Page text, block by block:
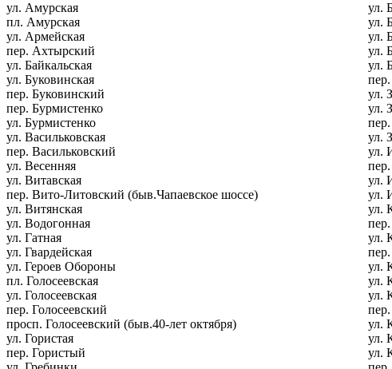
ул. Амурская
пл. Амурская
ул. Армейская
пер. Ахтырский
ул. Байкальская
ул.
ул.
ул.
ул.
ул.
ул. Буковинская
пер. Буковинский
пер. Бурмистенко
ул. Бурмистенко
ул. Васильковская
пер. Васильковский
ул. Весенняя
ул. Витавская
пер. Вито-Литовский (быв.Чапаевское шоссе)
ул. Витянская
ул. Водогонная
ул. Гатная
ул. Гвардейская
ул. Героев Обороны
пл. Голосеевская
ул. Голосеевская
пер. Голосеевский
просп. Голосеевский (быв.40-лет октября)
ул. Гористая
пер. Гористый
ул.
ул.
ул.
ул.
ул.
ул.
ул.
ул.
ул.
ул.
ул.
ул.
ул.
ул.